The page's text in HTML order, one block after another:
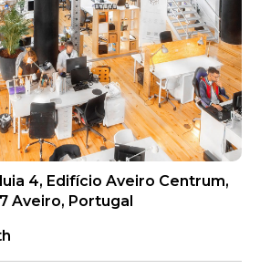
4, Edifício Aveiro Centrum,
Aveiro, Portugal